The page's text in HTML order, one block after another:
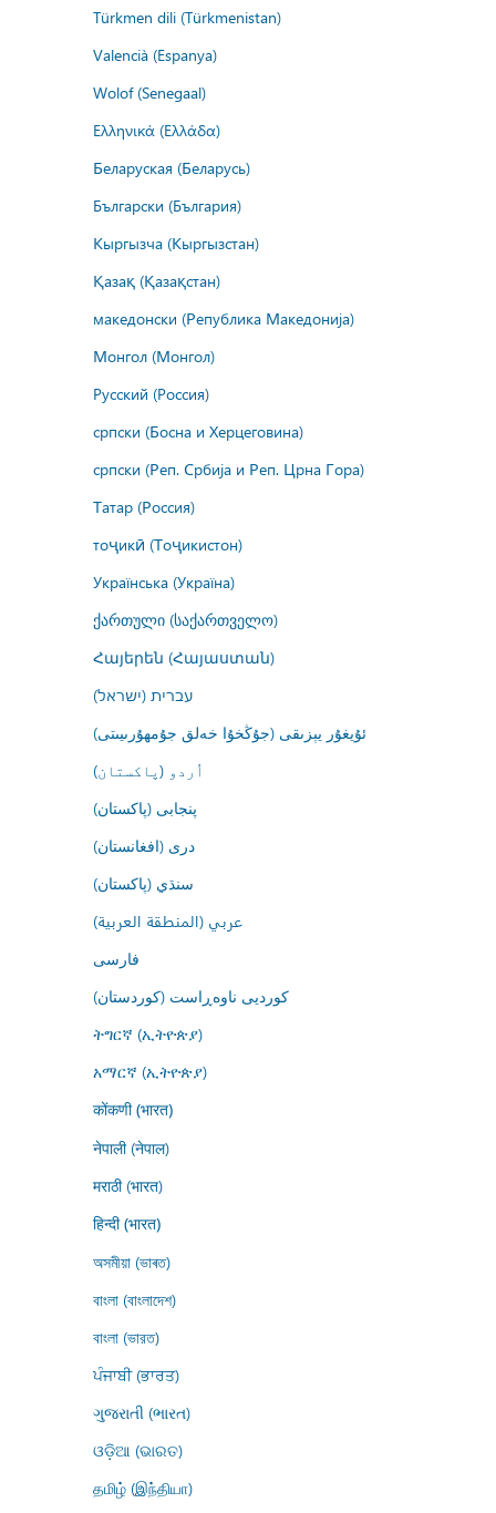
Türkmen dili (Türkmenistan)
Valencià (Espanya)
Wolof (Senegaal)
Ελληνικά (Ελλάδα)
Беларуская (Беларусь)
Български (България)
Кыргызча (Кыргызстан)
Қазақ (Қазақстан)
македонски (Република Македонија)
Монгол (Монгол)
Русский (Россия)
српски (Босна и Херцеговина)
српски (Реп. Србија и Реп. Црна Гора)
Татар (Россия)
тоҷикӣ (Тоҷикистон)
Українська (Україна)
ქართული (საქართველო)
Հայերեն (Հայաստան)
עברית (ישראל)
ئۇيغۇر يېزىقى (جۇڭخۇا خەلق جۇمھۇرىيىتى)
اُردو (پاکستان)
پنجابی (پاکستان)
درى (افغانستان)
سنڌي (پاکستان)
عربي (المنطقة العربية)
فارسى
کوردیی ناوەڕاست (کوردستان)
ትግርኛ (ኢትዮጵያ)
አማርኛ (ኢትዮጵያ)
कोंकणी (भारत)
नेपाली (नेपाल)
मराठी (भारत)
हिन्दी (भारत)
অসমীয়া (ভাৰত)
বাংলা (বাংলাদেশ)
বাংলা (ভারত)
ਪੰਜਾਬੀ (ਭਾਰਤ)
ગુજરાતી (ભારત)
ଓଡ଼ିଆ (ଭାରତ)
தமிழ் (இந்தியா)